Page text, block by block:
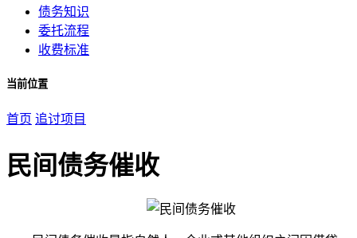
债务知识
委托流程
收费标准
当前位置
首页 追讨项目
民间债务催收